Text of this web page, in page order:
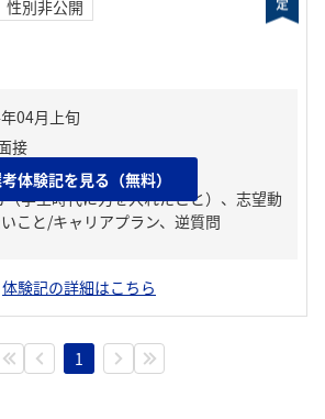
性別非公開
（学生時代に力を入れたこと）、志望動
こと/キャリアプラン、逆質問
体験記を見る（無料）
体験記の詳細はこちら
1